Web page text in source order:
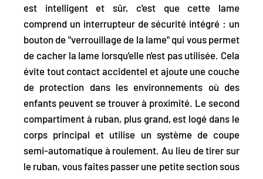
est intelligent et sûr, c'est que cette lame
comprend un interrupteur de sécurité intégré : un
bouton de "verrouillage de la lame" qui vous permet
de cacher la lame lorsqu'elle n'est pas utilisée. Cela
évite tout contact accidentel et ajoute une couche
de protection dans les environnements où des
enfants peuvent se trouver à proximité. Le second
compartiment à ruban, plus grand, est logé dans le
corps principal et utilise un système de coupe
semi-automatique à roulement. Au lieu de tirer sur
le ruban, vous faites passer une petite section sous